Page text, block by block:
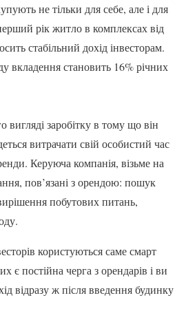
не тільки для себе, але і для
рік житло в комплексах від
стабільний дохід інвесторам.
вкладення становить 16% річних
вигляді заробітку в тому що він
витрачати свій особистий час
Керуюча компанія, візьме на
пов’язані з орендою: пошук
побутових питань,
користуються саме смарт
є постійна черга з орендарів і ви
відразу ж після введення будинку